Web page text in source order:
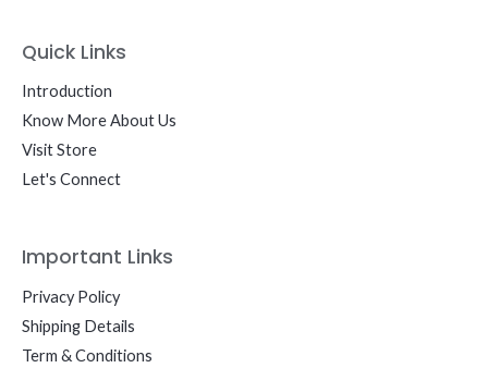
Quick Links
Introduction
Know More About Us
Visit Store
Let's Connect
Important Links
Privacy Policy
Shipping Details
Term & Conditions